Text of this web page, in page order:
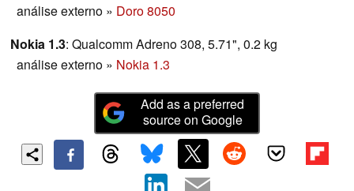
análise externo » Doro 8050
Nokia 1.3: Qualcomm Adreno 308, 5.71", 0.2 kg
análise externo » Nokia 1.3
Add as a preferred
source on Google